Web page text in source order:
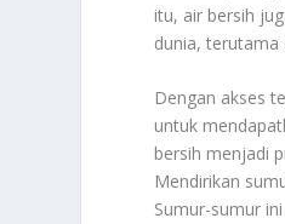
itu, air bersih
dunia,
Dengan akses
untuk
bersih menjadi
Mendirikan
Sumur-sumur